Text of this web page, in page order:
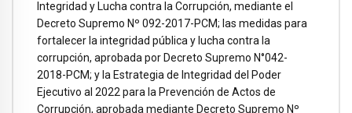
Integridad y Lucha contra la Corrupción, mediante el
Decreto Supremo Nº 092-2017-PCM; las medidas para
fortalecer la integridad pública y lucha contra la
corrupción, aprobada por Decreto Supremo N°042-
2018-PCM; y la Estrategia de Integridad del Poder
Ejecutivo al 2022 para la Prevención de Actos de
Corrupción, aprobada mediante Decreto Supremo Nº